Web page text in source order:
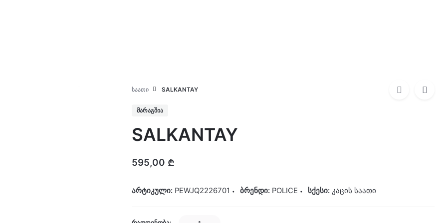
ᲡᲐᲐᲗᲘ SALKANTAY
ᲛᲐᲠᲐᲒᲨᲘᲐ
SALKANTAY
595,00 ₾
არტიკული: PEWJQ2226701 ბრენდი: POLICE სქესი: კაცის საათი
SALKANTAY